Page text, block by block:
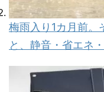
梅雨入り1カ月前。
と、静音・省エネ